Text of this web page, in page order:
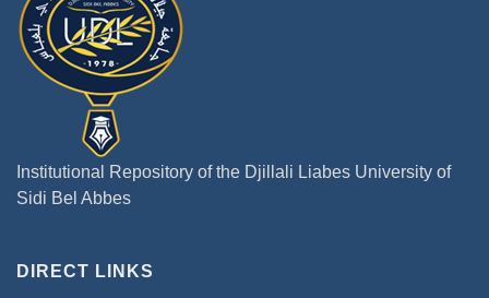
Institutional Repository of the Djillali Liabes University of
Sidi Bel Abbes
DIRECT LINKS